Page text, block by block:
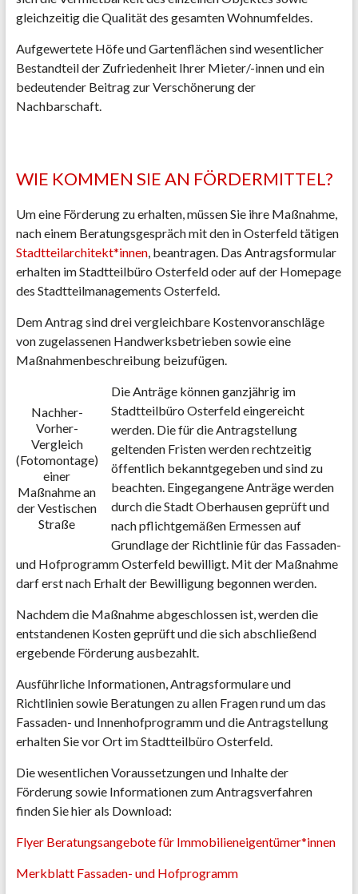
gleichzeitig die Qualität des gesamten Wohnumfeldes.
Aufgewertete Höfe und Gartenflächen sind wesentlicher
Bestandteil der Zufriedenheit Ihrer Mieter/-innen und ein
bedeutender Beitrag zur Verschönerung der
Nachbarschaft.
WIE KOMMEN SIE AN FÖRDERMITTEL?
Um eine Förderung zu erhalten, müssen Sie ihre Maßnahme,
nach einem Beratungsgespräch mit den in Osterfeld tätigen
Stadtteilarchitekt*innen, beantragen. Das Antragsformular
erhalten im Stadtteilbüro Osterfeld oder auf der Homepage
des Stadtteilmanagements Osterfeld.
Dem Antrag sind drei vergleichbare Kostenvoranschläge
von zugelassenen Handwerksbetrieben sowie eine
Maßnahmenbeschreibung beizufügen.
Nachher-
Vorher-
Vergleich
(Fotomontage)
einer
Maßnahme an
der Vestischen
Straße
Die Anträge können ganzjährig im
Stadtteilbüro Osterfeld eingereicht
werden. Die für die Antragstellung
geltenden Fristen werden rechtzeitig
öffentlich bekanntgegeben und sind zu
beachten. Eingegangene Anträge werden
durch die Stadt Oberhausen geprüft und
nach pflichtgemäßen Ermessen auf
Grundlage der Richtlinie für das Fassaden-
und Hofprogramm Osterfeld bewilligt. Mit der Maßnahme
darf erst nach Erhalt der Bewilligung begonnen werden.
Nachdem die Maßnahme abgeschlossen ist, werden die
entstandenen Kosten geprüft und die sich abschließend
ergebende Förderung ausbezahlt.
Ausführliche Informationen, Antragsformulare und
Richtlinien sowie Beratungen zu allen Fragen rund um das
Fassaden- und Innenhofprogramm und die Antragstellung
erhalten Sie vor Ort im Stadtteilbüro Osterfeld.
Die wesentlichen Voraussetzungen und Inhalte der
Förderung sowie Informationen zum Antragsverfahren
finden Sie hier als Download:
Flyer Beratungsangebote für Immobilieneigentümer*innen
Merkblatt Fassaden- und Hofprogramm